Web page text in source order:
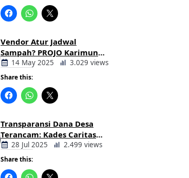
Vendor Atur Jadwal
Sampah? PROJO Karimun
Kritik Usulan PT AGB
14 May 2025 3.029 views
Share this:
Transparansi Dana Desa
Terancam: Kades Caritas
Sogawunasi Diduga
Gelapkan Bantuan untuk
Warga
28 Jul 2025 2.499 views
Share this: